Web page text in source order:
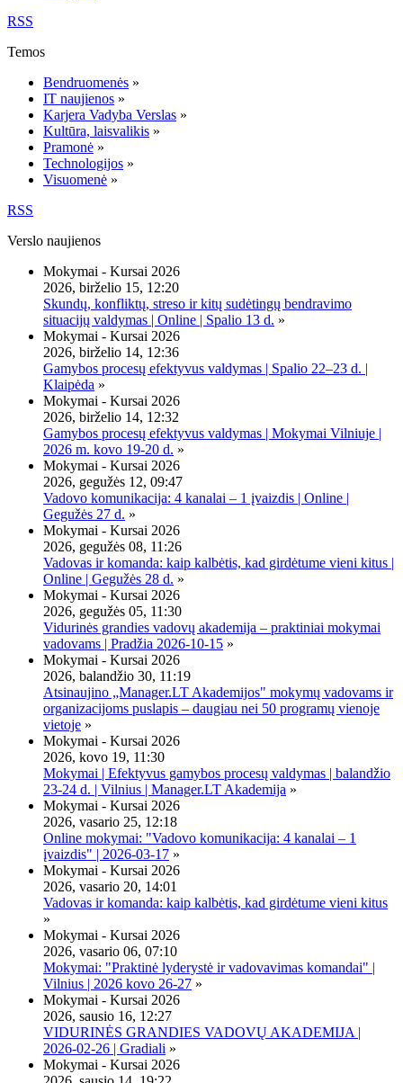
RSS
Temos
Bendruomenės »
IT naujienos »
Karjera Vadyba Verslas »
Kultūra, laisvalikis »
Pramonė »
Technologijos »
Visuomenė »
RSS
Verslo naujienos
Mokymai - Kursai 2026
2026, birželio 15, 12:20
Skundų, konfliktų, streso ir kitų sudėtingų bendravimo
situacijų valdymas | Online | Spalio 13 d. »
Mokymai - Kursai 2026
2026, birželio 14, 12:36
Gamybos procesų efektyvus valdymas | Spalio 22–23 d. |
Klaipėda »
Mokymai - Kursai 2026
2026, birželio 14, 12:32
Gamybos procesų efektyvus valdymas | Mokymai Vilniuje |
2026 m. kovo 19-20 d. »
Mokymai - Kursai 2026
2026, gegužės 12, 09:47
Vadovo komunikacija: 4 kanalai – 1 įvaizdis | Online |
Gegužės 27 d. »
Mokymai - Kursai 2026
2026, gegužės 08, 11:26
Vadovas ir komanda: kaip kalbėtis, kad girdėtume vieni kitus |
Online | Gegužės 28 d. »
Mokymai - Kursai 2026
2026, gegužės 05, 11:30
Vidurinės grandies vadovų akademija – praktiniai mokymai
vadovams | Pradžia 2026-10-15 »
Mokymai - Kursai 2026
2026, balandžio 30, 11:19
Atsinaujino „Manager.LT Akademijos" mokymų vadovams ir
organizacijoms puslapis – daugiau nei 50 programų vienoje
vietoje »
Mokymai - Kursai 2026
2026, kovo 19, 11:30
Mokymai | Efektyvus gamybos procesų valdymas | balandžio
23-24 d. | Vilnius | Manager.LT Akademija »
Mokymai - Kursai 2026
2026, vasario 25, 12:18
Online mokymai: "Vadovo komunikacija: 4 kanalai – 1
įvaizdis" | 2026-03-17 »
Mokymai - Kursai 2026
2026, vasario 20, 14:01
Vadovas ir komanda: kaip kalbėtis, kad girdėtume vieni kitus
»
Mokymai - Kursai 2026
2026, vasario 06, 07:10
Mokymai: "Praktinė lyderystė ir vadovavimas komandai" |
Vilnius | 2026 kovo 26-27 »
Mokymai - Kursai 2026
2026, sausio 16, 12:27
VIDURINĖS GRANDIES VADOVŲ AKADEMIJA |
2026-02-26 | Gradiali »
Mokymai - Kursai 2026